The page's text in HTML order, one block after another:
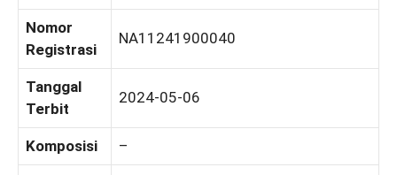
Nomor
Registrasi
NA11241900040
Tanggal
Terbit
2024-05-06
Komposisi –